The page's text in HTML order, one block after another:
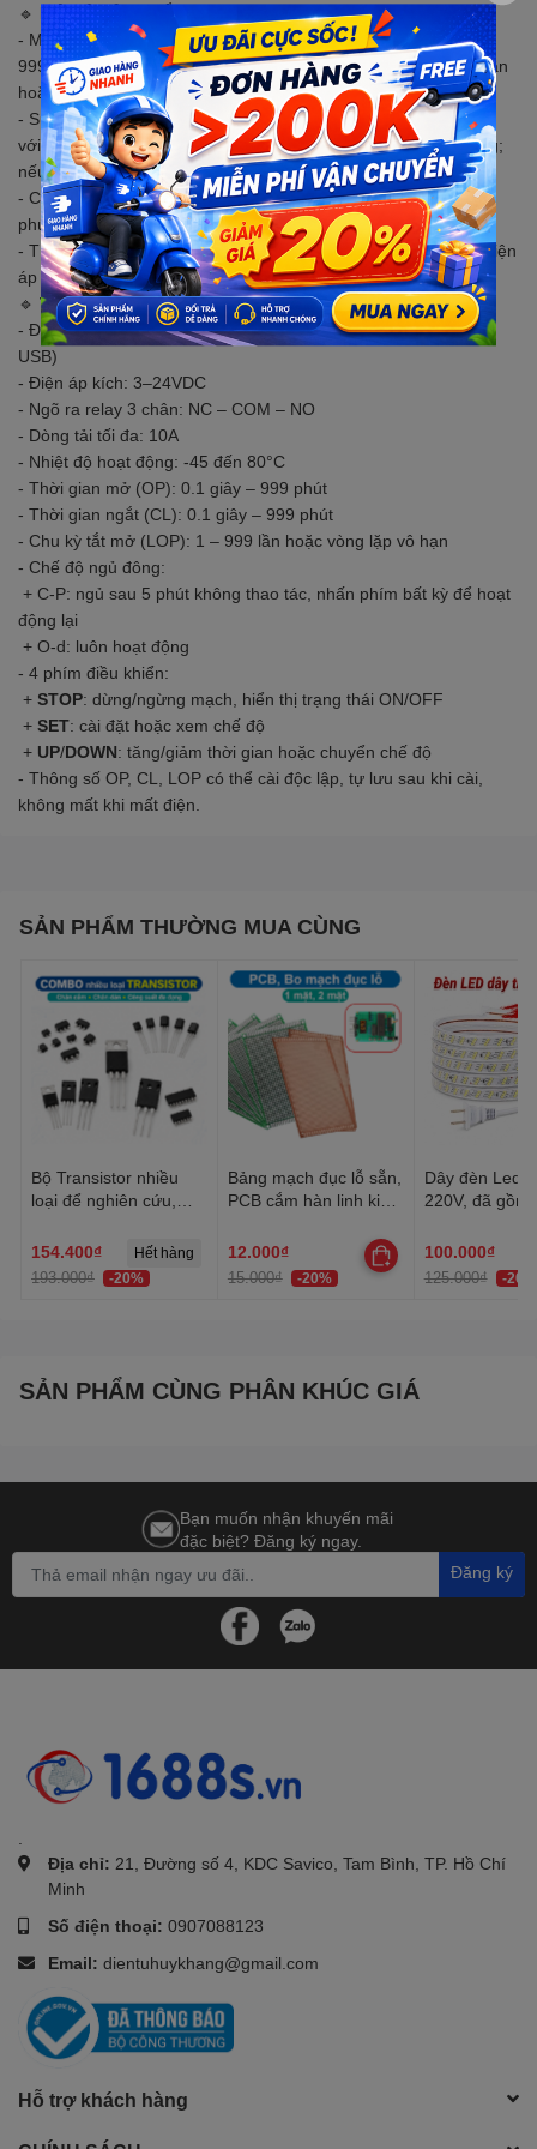
🔹
MÔ TẢ SẢN PHẨM
- Mạch tạo trễ theo chu kỳ, cài đặt thời gian ON từ 0.1 giây đến
999 phút, OFF từ 0.1 giây đến 999 phút, chu kỳ từ 1 đến 999 lần
hoặc lặp vô hạn.
- Sử dụng điện áp 6–30VDC, nhiều chế độ hoạt động, phù hợp
với nhiều ứng dụng. Khuyến nghị dùng dưới 12V để tránh nóng;
nếu dùng ≥12V, cần gắn tản nhiệt.
- Có diode bảo vệ ngược cực, chế độ ngủ đông tự động sau 5
phút không thao tác, tự bật lại khi nhấn phím bất kỳ.
- Tích hợp cổng micro USB cấp nguồn 5VDC khi không dùng điện
áp ngõ vào.
🔹 THÔNG SỐ KỸ THUẬT
- Điện áp hoạt động: 6–30VDC (hỗ trợ 5VDC qua cổng micro
USB)
- Điện áp kích: 3–24VDC
- Ngõ ra relay 3 chân: NC – COM – NO
- Dòng tải tối đa: 10A
- Nhiệt độ hoạt động: -45 đến 80°C
- Thời gian mở (OP): 0.1 giây – 999 phút
- Thời gian ngắt (CL): 0.1 giây – 999 phút
- Chu kỳ tắt mở (LOP): 1 – 999 lần hoặc vòng lặp vô hạn
- Chế độ ngủ đông:
+ C-P: ngủ sau 5 phút không thao tác, nhấn phím bất kỳ để hoạt
động lại
+ O-d: luôn hoạt động
- 4 phím điều khiển:
+ STOP: dừng/ngừng mạch, hiển thị trạng thái ON/OFF
+ SET: cài đặt hoặc xem chế độ
+ UP/DOWN: tăng/giảm thời gian hoặc chuyển chế độ
- Thông số OP, CL, LOP có thể cài độc lập, tự lưu sau khi cài,
không mất khi mất điện.
SẢN PHẨM THƯỜNG MUA CÙNG
Bộ Transistor nhiều
loại để nghiên cứu,
154.400₫
193.000₫ -20%
Hết hàng
Bảng mạch đục lỗ sẵn,
PCB cắm hàn linh kiện
12.000₫
15.000₫ -20%
Dây đèn Led
220V, đã gồm
trang trí quấn
trần, lễ Tết
100.000₫
125.000₫ -20%
SẢN PHẨM CÙNG PHÂN KHÚC GIÁ
Bạn muốn nhận khuyến mãi
đặc biệt? Đăng ký ngay.
Đăng ký
Địa chỉ: 21, Đường số 4, KDC Savico, Tam Bình, TP. Hồ Chí
Minh
Số điện thoại: 0907088123
Email: dientuhuykhang@gmail.com
Hỗ trợ khách hàng